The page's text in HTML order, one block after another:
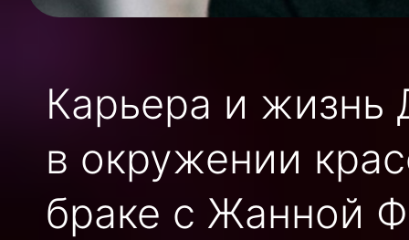
Карьера и жизнь
в окружении
браке с Жанной